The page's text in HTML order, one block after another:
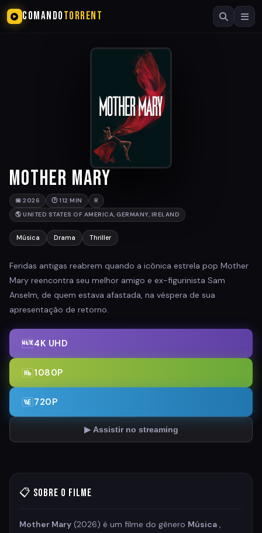
COMANDOTORRENT
Mother Mary
📅 2026 🕐 112 MIN
R
🌎 UNITED STATES OF AMERICA, GERMANY, IRELAND
Música Drama Thriller
Feridas antigas reabrem quando a icônica estrela pop Mother
Mary reencontra seu melhor amigo e ex-figurinista Sam
Anselm, de quem estava afastada, na véspera de sua
apresentação de retorno.
4K UHD
1080P
720P
▶ Assistir no streaming
📋 Sobre o Filme
Mother Mary (2026) é um filme do gênero Música ,